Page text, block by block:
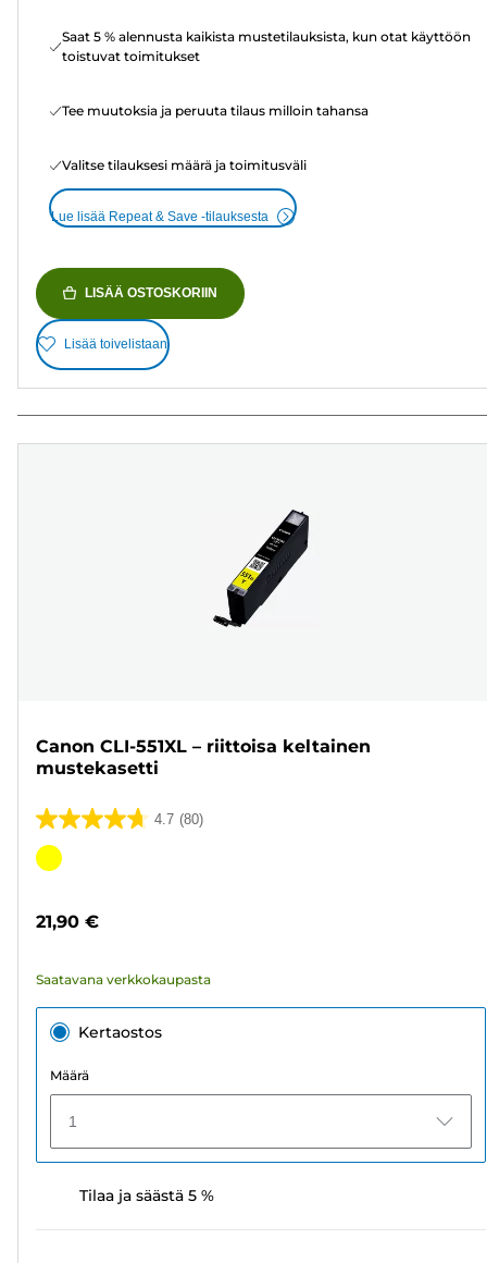
Saat 5 % alennusta kaikista mustetilauksista, kun otat käyttöön
toistuvat toimitukset
Tee muutoksia ja peruuta tilaus milloin tahansa
Valitse tilauksesi määrä ja toimitusväli
Lue lisää Repeat & Save -tilauksesta
LISÄÄ OSTOSKORIIN
Lisää toivelistaan
Canon CLI-551XL – riittoisa keltainen
mustekasetti
4.7 (80)
4.7/5
tähteä.
Värikasetti
21,90 €
Saatavana verkkokaupasta
Kertaostos
Määrä
1
Tilaa ja säästä 5 %